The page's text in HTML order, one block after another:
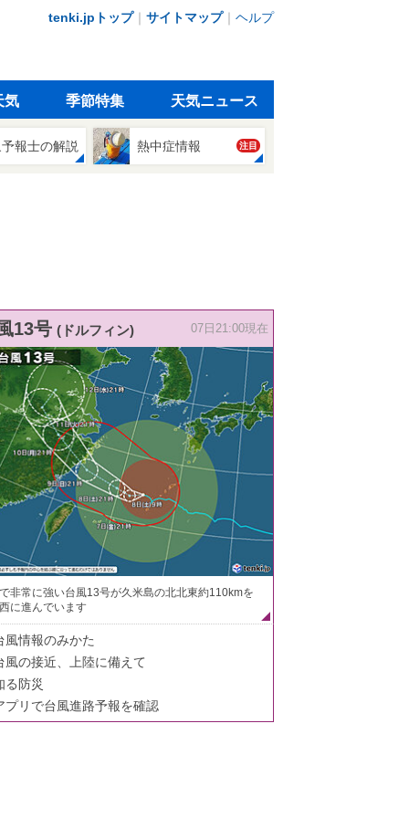
tenki.jpトップ｜ サイトマップ｜ ヘルプ
気 季節特集 天気ニュース
報士の解説 熱中症情報 注目
13号 (ドルフィン) 07日21:00現在
非常に強い台風13号が久米島の北北東約110kmを
に進んでいます
風情報のみかた
風の接近、上陸に備えて
る防災
プリで台風進路予報を確認